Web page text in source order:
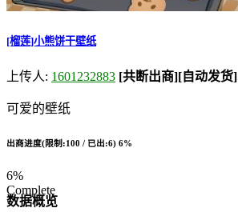
[榴莲]小熊饼干壁纸
上传人: 1601232883 [共断出商][自动发货]
可爱的壁纸
出商进度(限制:100 / 已出:6) 6%
6%
Complete
数据概览